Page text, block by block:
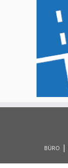
BÜRO |